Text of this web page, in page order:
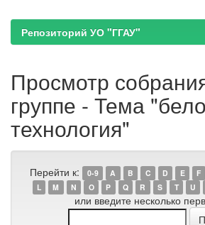
Репозиторий УО "ГГАУ"
Просмотр
группе - Тема
технология"
Перейти к: 0-9 A B C D E F
L
M N O P Q R S T U
или введите несколько